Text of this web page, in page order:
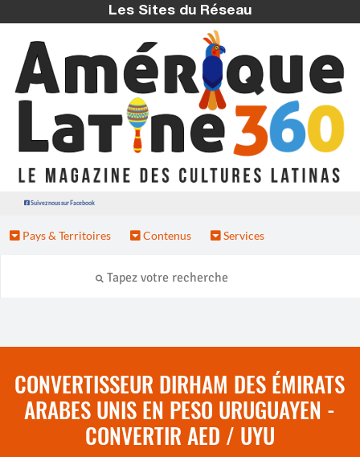
Les Sites du Réseau
Suivez nous sur Facebook
Pays & Territoires Contenus Services
CONVERTISSEUR DIRHAM DES ÉMIRATS
ARABES UNIS EN PESO URUGUAYEN -
CONVERTIR AED / UYU